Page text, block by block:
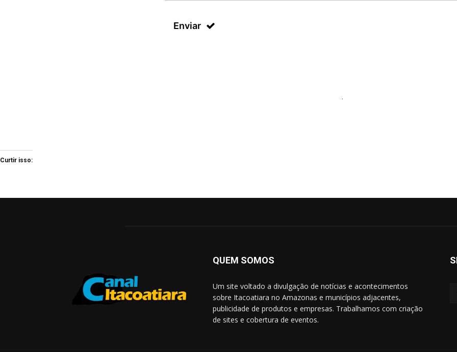
Enviar
Curtir isso:
QUEM SOMOS
Um site voltado a divulgação de notícias e acontecimentos
sobre Itacoatiara no Amazonas e municípios adjacentes,
publicidade de produtos e empresas. Trabalhamos com criação
de sites e cobertura de eventos.